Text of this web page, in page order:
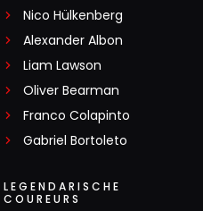
Nico Hülkenberg
Alexander Albon
Liam Lawson
Oliver Bearman
Franco Colapinto
Gabriel Bortoleto
LEGENDARISCHE
COUREURS